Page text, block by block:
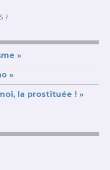
?
»
»
la prostituée ! »